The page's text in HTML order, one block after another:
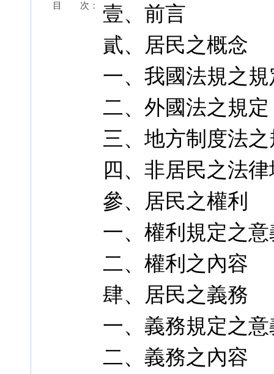
目 次：
壹、前言
貳、居民之概念
一、我國法規之規
二、外國法之規
三、地方制度法
四、非居民之法
參、居民之權利
一、權利規定之
二、權利之內容
肆、居民之義務
一、義務規定之意
二、義務之內容